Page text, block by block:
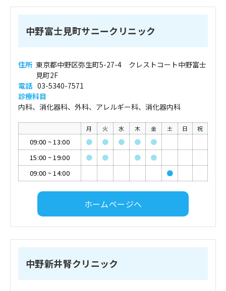
中野富士見町サニークリニック
住所 東京都中野区弥生町5-27-4 クレストコート中野富士
見町2F
電話 03-5340-7571
診療科目
内科、消化器科、外科、アレルギー科、消化器内科
月 火 水 木 金 土 日 祝
09:00 ~13:00 ● ● ● ●
●
15:00 ~19:00 ● ● ●
●
09:00 ~14:00 ●
ホームページへ
中野新井腎クリニック